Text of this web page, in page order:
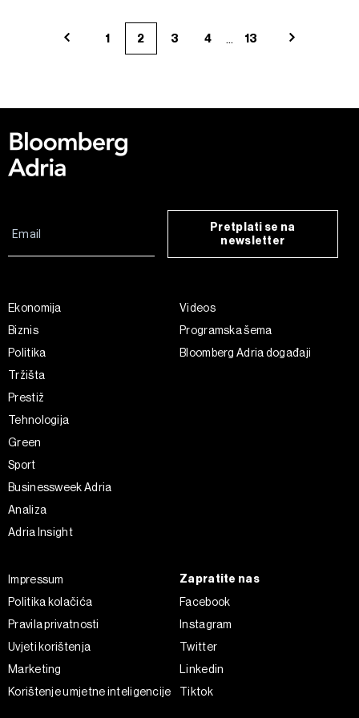
1 2 3 4 ... 13
Pretplati se na
newsletter
Ekonomija
Biznis
Politika
Tržišta
Prestiž
Tehnologija
Green
Sport
Businessweek Adria
Analiza
Adria Insight
Videos
Programska šema
Bloomberg Adria događaji
Impressum
Politika kolačića
Pravila privatnosti
Uvjeti korištenja
Marketing
Korištenje umjetne inteligencije
Zapratite nas
Facebook
Instagram
Twitter
Linkedin
Tiktok